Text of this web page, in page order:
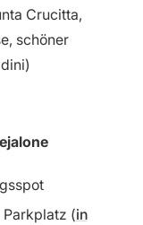
Crucitta,
schöner
(in